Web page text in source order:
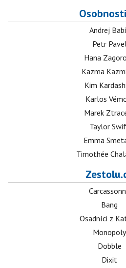
Andrej
Petr
Hana
Kazma
Kim
Karlos
Marek
Taylor
Emma
Timothée
Bang
Osadníci z
Monopoly
Dobble
Dixit